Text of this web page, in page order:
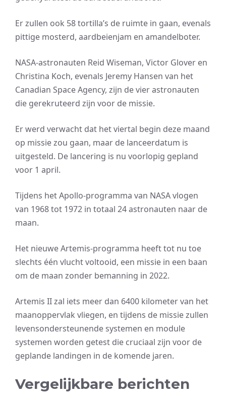
Er zullen ook 58 tortilla’s de ruimte in gaan, evenals
pittige mosterd, aardbeienjam en amandelboter.
NASA-astronauten Reid Wiseman, Victor Glover en
Christina Koch, evenals Jeremy Hansen van het
Canadian Space Agency, zijn de vier astronauten
die gerekruteerd zijn voor de missie.
Er werd verwacht dat het viertal begin deze maand
op missie zou gaan, maar de lanceerdatum is
uitgesteld. De lancering is nu voorlopig gepland
voor 1 april.
Tijdens het Apollo-programma van NASA vlogen
van 1968 tot 1972 in totaal 24 astronauten naar de
maan.
Het nieuwe Artemis-programma heeft tot nu toe
slechts één vlucht voltooid, een missie in een baan
om de maan zonder bemanning in 2022.
Artemis II zal iets meer dan 6400 kilometer van het
maanoppervlak vliegen, en tijdens de missie zullen
levensondersteunende systemen en module
systemen worden getest die cruciaal zijn voor de
geplande landingen in de komende jaren.
Vergelijkbare berichten